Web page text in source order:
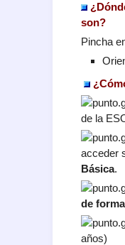
son?
Pincha
de la
acceder
Básica.
de
años)